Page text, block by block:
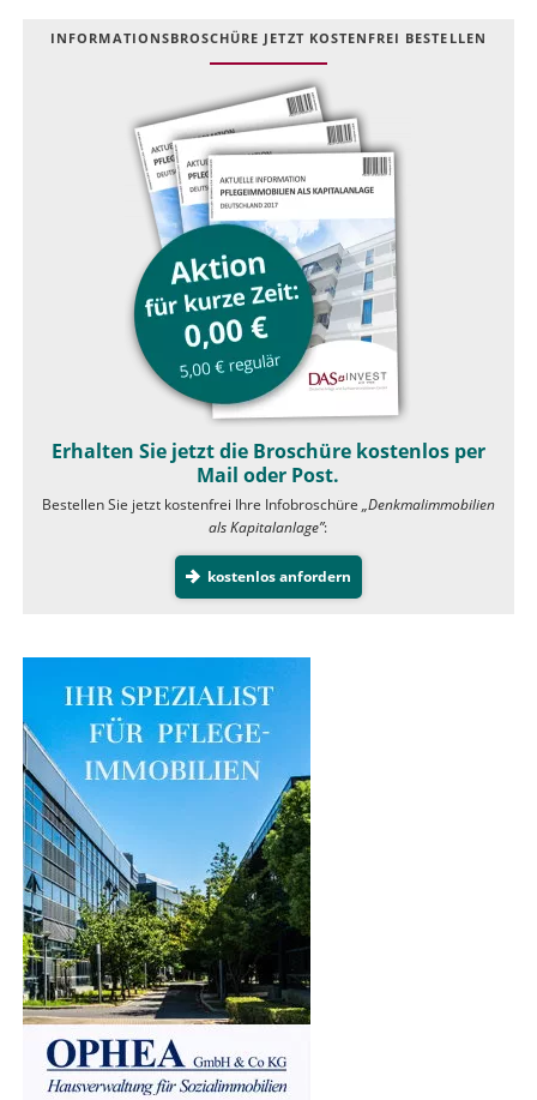
INFOR­MATIONS­BROSCHÜRE JETZT KOSTEN­FREI BESTELLEN
Erhalten Sie jetzt die Broschüre kostenlos per
Mail oder Post.
Bestellen Sie jetzt kostenfrei Ihre Infobroschüre „Denkmalimmobilien
als Kapitalanlage”:
kostenlos anfordern